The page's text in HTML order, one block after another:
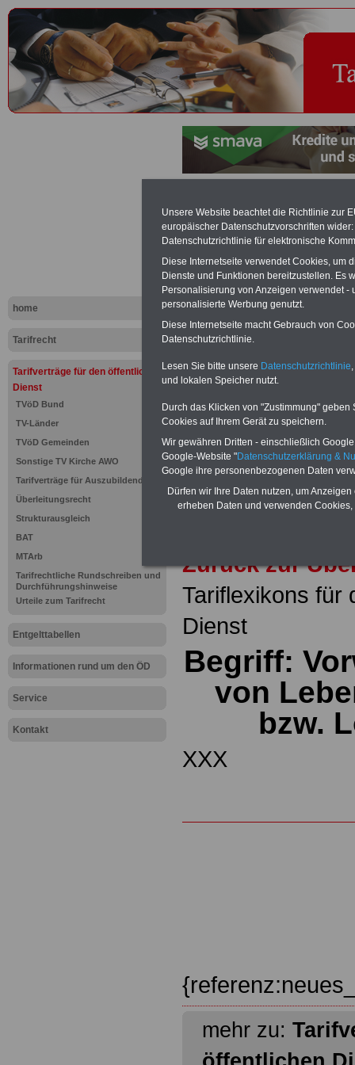
home
Tarifrecht
Tarifverträge für den öffentlichen
Dienst
TVöD Bund
TV-Länder
TVöD Gemeinden
Sonstige TV Kirche AWO
Tarifverträge für Auszubildende
Überleitungsrecht
Strukturausgleich
BAT
MTArb
Tarifrechtliche Rundschreiben und
Durchführungshinweise
Urteile zum Tarifrecht
Entgelttabellen
Informationen rund um den ÖD
Service
Kontakt
seit
(32 GB)
auf
Zurück zur
Tariflexikons für
Dienst
Begriff:
von
bzw.
XXX
mehr zu:
Unsere Website beachtet die Richtlinie zur
europäischer Datenschutzvorschriften
Datenschutzrichtlinie für elektronische
Diese Internetseite verwendet Cookies, um
Dienste und Funktionen bereitzustellen. Es
Personalisierung von Anzeigen verwendet
personalisierte Werbung genutzt.
Diese Internetseite macht Gebrauch von
Datenschutzrichtlinie.
Lesen Sie bitte unsere Datenschutzrichtlinie
und lokalen Speicher nutzt.
Durch das Klicken von "Zustimmung"
Cookies auf Ihrem Gerät zu speichern.
Wir gewähren Dritten - einschließlich
Google-Website "Datenschutzerklärung &
Google ihre personenbezogenen Daten
Dürfen wir Ihre Daten nutzen, um
erheben Daten und verwenden